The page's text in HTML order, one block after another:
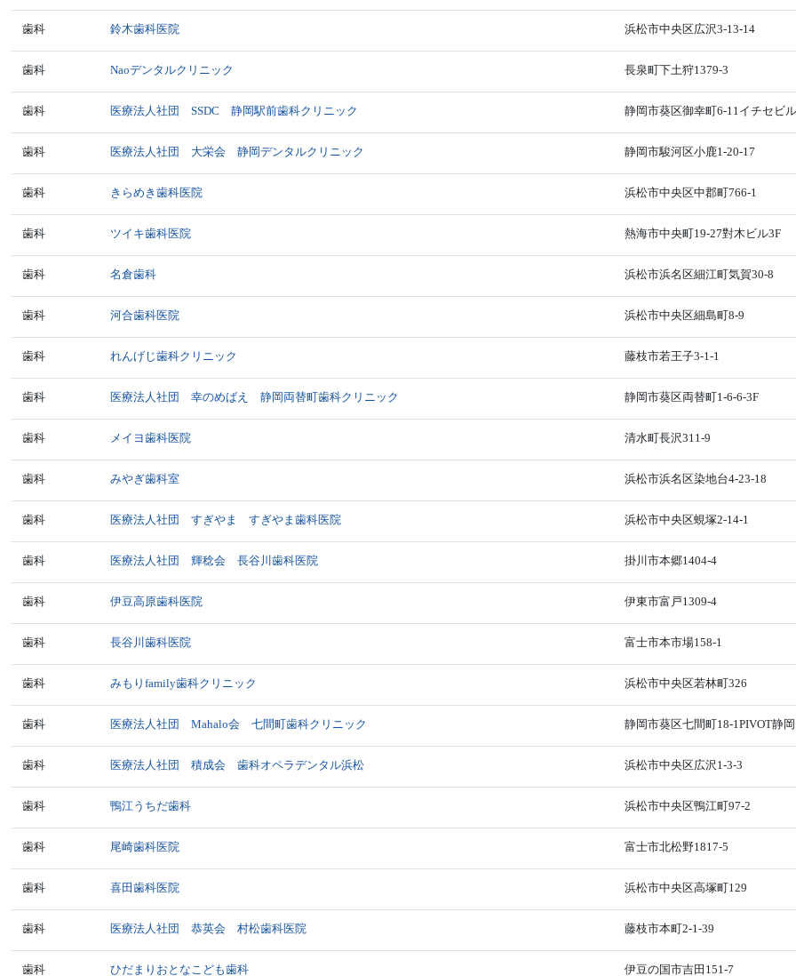
歯科 鈴木歯科医院 浜松市中央区広沢3-13-14
歯科 Naoデンタルクリニック 長泉町下土狩1379-3
歯科 医療法人社団 SSDC 静岡駅前歯科クリニック 静岡市葵区御幸町6-11イチセビ
歯科 医療法人社団 大栄会 静岡デンタルクリニック 静岡市駿河区小鹿1-20-17
歯科 きらめき歯科医院 浜松市中央区中郡町766-1
歯科 ツイキ歯科医院 熱海市中央町19-27對木ビル3F
歯科 名倉歯科 浜松市浜名区細江町気賀30-8
歯科 河合歯科医院 浜松市中央区細島町8-9
歯科 れんげじ歯科クリニック 藤枝市若王子3-1-1
歯科 医療法人社団 幸のめばえ 静岡両替町歯科クリニック 静岡市葵区両替町1-6-6-3F
歯科 メイヨ歯科医院 清水町長沢311-9
歯科 みやぎ歯科室 浜松市浜名区染地台4-23-18
歯科 医療法人社団 すぎやま すぎやま歯科医院 浜松市中央区蜆塚2-14-1
歯科 医療法人社団 輝稔会 長谷川歯科医院 掛川市本郷1404-4
歯科 伊豆高原歯科医院 伊東市富戸1309-4
歯科 長谷川歯科医院 富士市本市場158-1
歯科 みもりfamily歯科クリニック 浜松市中央区若林町326
歯科 医療法人社団 Mahalo会 七間町歯科クリニック 静岡市葵区七間町18-1PIVOT静
歯科 医療法人社団 積成会 歯科オペラデンタル浜松 浜松市中央区広沢1-3-3
歯科 鴨江うちだ歯科 浜松市中央区鴨江町97-2
歯科 尾崎歯科医院 富士市北松野1817-5
歯科 喜田歯科医院 浜松市中央区高塚町129
歯科 医療法人社団 恭英会 村松歯科医院 藤枝市本町2-1-39
歯科 ひだまりおとなこども歯科 伊豆の国市吉田151-7